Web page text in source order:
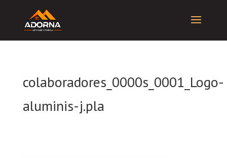
colaboradores_0000s_0001_Logo-
aluminis-j.pla